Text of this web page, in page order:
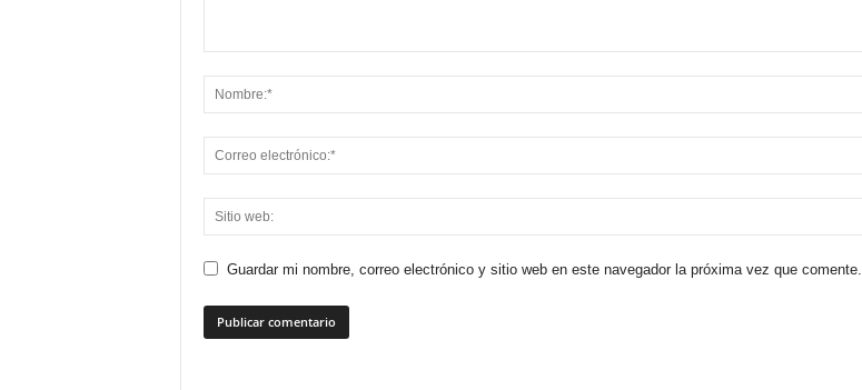
Guardar mi nombre, correo electrónico y sitio web en este navegador la próxima vez que comente.